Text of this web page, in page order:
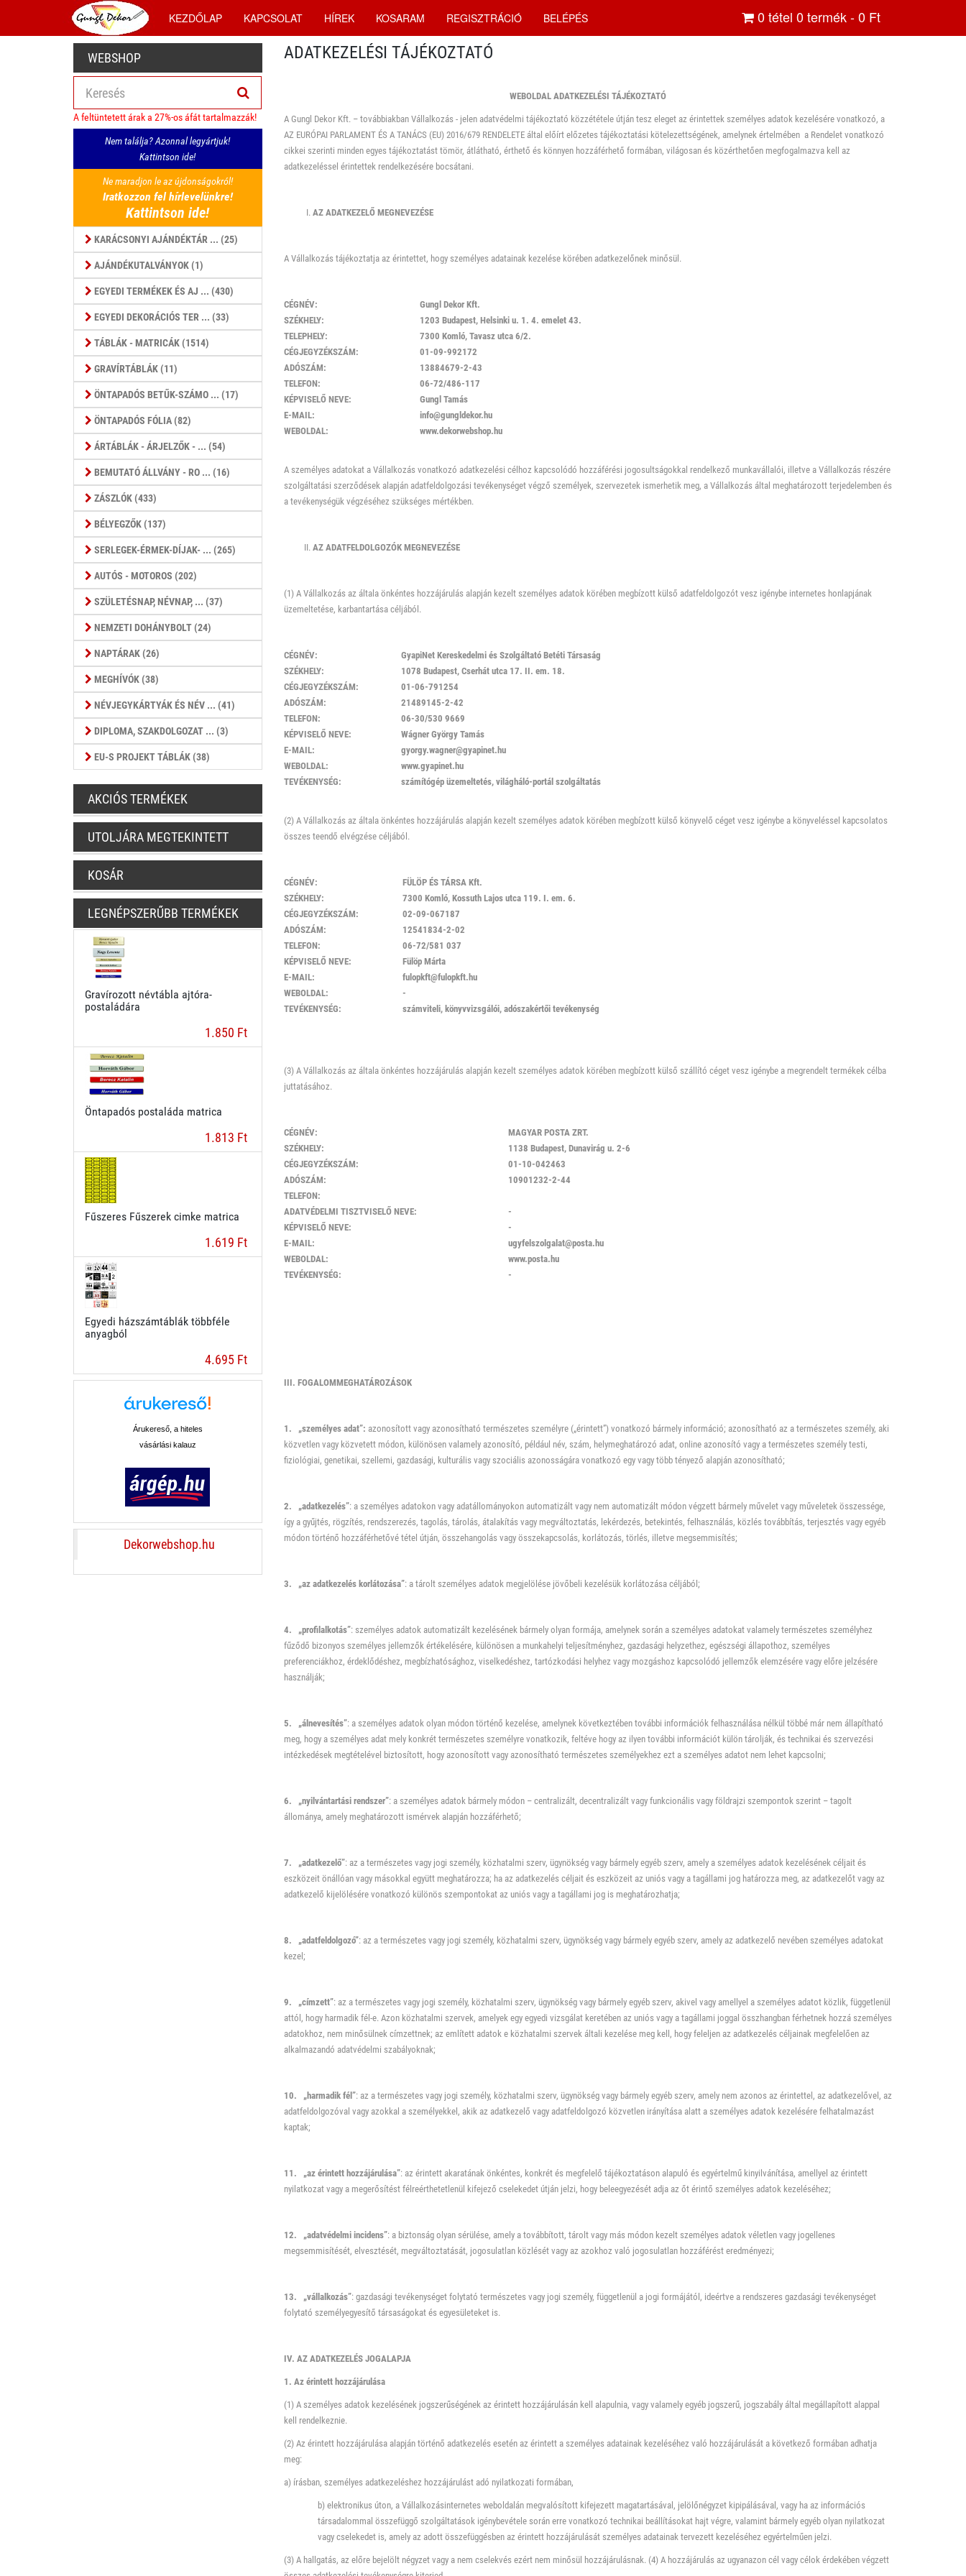
KEZDŐLAP KAPCSOLAT HÍREK KOSARAM REGISZTRÁCIÓ BELÉPÉS 0tétel 0termék -0 Ft
WEBSHOP
A feltüntetett árak a 27%-os áfát tartalmazzák!
Nem találja? Azonnal legyártjuk!
Kattintson ide!
Ne maradjon le az újdonságokról!
Iratkozzon fel hírlevelünkre!
Kattintson ide!
KARÁCSONYI AJÁNDÉKTÁR ... (25)
AJÁNDÉKUTALVÁNYOK (1)
EGYEDI TERMÉKEK ÉS AJ ... (430)
EGYEDI DEKORÁCIÓS TER ... (33)
TÁBLÁK - MATRICÁK (1514)
GRAVÍRTÁBLÁK (11)
ÖNTAPADÓS BETŰK-SZÁMO ... (17)
ÖNTAPADÓS FÓLIA (82)
ÁRTÁBLÁK - ÁRJELZŐK - ... (54)
BEMUTATÓ ÁLLVÁNY - RO ... (16)
ZÁSZLÓK (433)
BÉLYEGZŐK (137)
SERLEGEK-ÉRMEK-DÍJAK- ... (265)
AUTÓS - MOTOROS (202)
SZÜLETÉSNAP, NÉVNAP, ... (37)
NEMZETI DOHÁNYBOLT (24)
NAPTÁRAK (26)
MEGHÍVÓK (38)
NÉVJEGYKÁRTYÁK ÉS NÉV ... (41)
DIPLOMA, SZAKDOLGOZAT ... (3)
EU-S PROJEKT TÁBLÁK (38)
AKCIÓS TERMÉKEK
UTOLJÁRA MEGTEKINTETT
KOSÁR
LEGNÉPSZERŰBB TERMÉKEK
Gravírozott névtábla ajtóra-
postaládára
1.850 Ft
Öntapadós postaláda matrica
1.813 Ft
Fűszeres Fűszerek cimke matrica
1.619 Ft
Egyedi házszámtáblák többféle
anyagból
4.695 Ft
Árukereső, a hiteles
vásárlási kalauz
Dekorwebshop.hu
ADATKEZELÉSI TÁJÉKOZTATÓ
WEBOLDAL ADATKEZELÉSI TÁJÉKOZTATÓ
A Gungl Dekor Kft. – továbbiakban Vállalkozás - jelen adatvédelmi tájékoztató közzététele útján tesz eleget az érintettek személyes adatok kezelésére vonatkozó, a
AZ EURÓPAI PARLAMENT ÉS A TANÁCS (EU) 2016/679 RENDELETE által előírt előzetes tájékoztatási kötelezettségének, amelynek értelmében a Rendelet vonatkozó
cikkei szerinti minden egyes tájékoztatást tömör, átlátható, érthető és könnyen hozzáférhető formában, világosan és közérthetően megfogalmazva kell az
adatkezeléssel érintettek rendelkezésére bocsátani.
AZ ADATKEZELŐ MEGNEVEZÉSE
A Vállalkozás tájékoztatja az érintettet, hogy személyes adatainak kezelése körében adatkezelőnek minősül.
CÉGNÉV:
Gungl Dekor Kft.
SZÉKHELY:
1203 Budapest, Helsinki u. 1. 4. emelet 43.
TELEPHELY:
7300 Komló, Tavasz utca 6/2.
CÉGJEGYZÉKSZÁM:
01-09-992172
ADÓSZÁM:
13884679-2-43
TELEFON:
06-72/486-117
KÉPVISELŐ NEVE:
Gungl Tamás
E-MAIL:
info@gungldekor.hu
WEBOLDAL:
www.dekorwebshop.hu
A személyes adatokat a Vállalkozás vonatkozó adatkezelési célhoz kapcsolódó hozzáférési jogosultságokkal rendelkező munkavállalói, illetve a Vállalkozás részére
szolgáltatási szerződések alapján adatfeldolgozási tevékenységet végző személyek, szervezetek ismerhetik meg, a Vállalkozás által meghatározott terjedelemben és
a tevékenységük végzéséhez szükséges mértékben.
AZ ADATFELDOLGOZÓK MEGNEVEZÉSE
(1) A Vállalkozás az általa önkéntes hozzájárulás alapján kezelt személyes adatok körében megbízott külső adatfeldolgozót vesz igénybe internetes honlapjának
üzemeltetése, karbantartása céljából.
CÉGNÉV:
GyapiNet Kereskedelmi és Szolgáltató Betéti Társaság
SZÉKHELY:
1078 Budapest, Cserhát utca 17. II. em. 18.
CÉGJEGYZÉKSZÁM:
01-06-791254
ADÓSZÁM:
21489145-2-42
TELEFON:
06-30/530 9669
KÉPVISELŐ NEVE:
Wágner György Tamás
E-MAIL:
gyorgy.wagner@gyapinet.hu
WEBOLDAL:
www.gyapinet.hu
TEVÉKENYSÉG:
számítógép üzemeltetés, világháló-portál szolgáltatás
(2) A Vállalkozás az általa önkéntes hozzájárulás alapján kezelt személyes adatok körében megbízott külső könyvelő céget vesz igénybe a könyveléssel kapcsolatos
összes teendő elvégzése céljából.
CÉGNÉV:
FÜLÖP ÉS TÁRSA Kft.
SZÉKHELY:
7300 Komló, Kossuth Lajos utca 119. I. em. 6.
CÉGJEGYZÉKSZÁM:
02-09-067187
ADÓSZÁM:
12541834-2-02
TELEFON:
06-72/581 037
KÉPVISELŐ NEVE:
Fülöp Márta
E-MAIL:
fulopkft@fulopkft.hu
WEBOLDAL:
-
TEVÉKENYSÉG:
számviteli, könyvvizsgálói, adószakértői tevékenység
(3) A Vállalkozás az általa önkéntes hozzájárulás alapján kezelt személyes adatok körében megbízott külső szállító céget vesz igénybe a megrendelt termékek célba
juttatásához.
CÉGNÉV:
MAGYAR POSTA ZRT.
SZÉKHELY:
1138 Budapest, Dunavirág u. 2-6
CÉGJEGYZÉKSZÁM:
01-10-042463
ADÓSZÁM:
10901232-2-44
TELEFON:
ADATVÉDELMI TISZTVISELŐ NEVE:
-
KÉPVISELŐ NEVE:
-
E-MAIL:
ugyfelszolgalat@posta.hu
WEBOLDAL:
www.posta.hu
TEVÉKENYSÉG:
-
III. FOGALOMMEGHATÁROZÁSOK
1. „személyes adat”: azonosított vagy azonosítható természetes személyre („érintett”) vonatkozó bármely információ; azonosítható az a természetes személy, aki
közvetlen vagy közvetett módon, különösen valamely azonosító, például név, szám, helymeghatározó adat, online azonosító vagy a természetes személy testi,
fiziológiai, genetikai, szellemi, gazdasági, kulturális vagy szociális azonosságára vonatkozó egy vagy több tényező alapján azonosítható;
2. „adatkezelés”: a személyes adatokon vagy adatállományokon automatizált vagy nem automatizált módon végzett bármely művelet vagy műveletek összessége,
így a gyűjtés, rögzítés, rendszerezés, tagolás, tárolás, átalakítás vagy megváltoztatás, lekérdezés, betekintés, felhasználás, közlés továbbítás, terjesztés vagy egyéb
módon történő hozzáférhetővé tétel útján, összehangolás vagy összekapcsolás, korlátozás, törlés, illetve megsemmisítés;
3. „az adatkezelés korlátozása”: a tárolt személyes adatok megjelölése jövőbeli kezelésük korlátozása céljából;
4. „profilalkotás”: személyes adatok automatizált kezelésének bármely olyan formája, amelynek során a személyes adatokat valamely természetes személyhez
fűződő bizonyos személyes jellemzők értékelésére, különösen a munkahelyi teljesítményhez, gazdasági helyzethez, egészségi állapothoz, személyes
preferenciákhoz, érdeklődéshez, megbízhatósághoz, viselkedéshez, tartózkodási helyhez vagy mozgáshoz kapcsolódó jellemzők elemzésére vagy előre jelzésére
használják;
5. „álnevesítés”: a személyes adatok olyan módon történő kezelése, amelynek következtében további információk felhasználása nélkül többé már nem állapítható
meg, hogy a személyes adat mely konkrét természetes személyre vonatkozik, feltéve hogy az ilyen további információt külön tárolják, és technikai és szervezési
intézkedések megtételével biztosított, hogy azonosított vagy azonosítható természetes személyekhez ezt a személyes adatot nem lehet kapcsolni;
6. „nyilvántartási rendszer”: a személyes adatok bármely módon – centralizált, decentralizált vagy funkcionális vagy földrajzi szempontok szerint – tagolt
állománya, amely meghatározott ismérvek alapján hozzáférhető;
7. „adatkezelő”: az a természetes vagy jogi személy, közhatalmi szerv, ügynökség vagy bármely egyéb szerv, amely a személyes adatok kezelésének céljait és
eszközeit önállóan vagy másokkal együtt meghatározza; ha az adatkezelés céljait és eszközeit az uniós vagy a tagállami jog határozza meg, az adatkezelőt vagy az
adatkezelő kijelölésére vonatkozó különös szempontokat az uniós vagy a tagállami jog is meghatározhatja;
8. „adatfeldolgozó”: az a természetes vagy jogi személy, közhatalmi szerv, ügynökség vagy bármely egyéb szerv, amely az adatkezelő nevében személyes adatokat
kezel;
9. „címzett”: az a természetes vagy jogi személy, közhatalmi szerv, ügynökség vagy bármely egyéb szerv, akivel vagy amellyel a személyes adatot közlik, függetlenül
attól, hogy harmadik fél-e. Azon közhatalmi szervek, amelyek egy egyedi vizsgálat keretében az uniós vagy a tagállami joggal összhangban férhetnek hozzá személyes
adatokhoz, nem minősülnek címzettnek; az említett adatok e közhatalmi szervek általi kezelése meg kell, hogy feleljen az adatkezelés céljainak megfelelően az
alkalmazandó adatvédelmi szabályoknak;
10. „harmadik fél”: az a természetes vagy jogi személy, közhatalmi szerv, ügynökség vagy bármely egyéb szerv, amely nem azonos az érintettel, az adatkezelővel, az
adatfeldolgozóval vagy azokkal a személyekkel, akik az adatkezelő vagy adatfeldolgozó közvetlen irányítása alatt a személyes adatok kezelésére felhatalmazást
kaptak;
11. „az érintett hozzájárulása”: az érintett akaratának önkéntes, konkrét és megfelelő tájékoztatáson alapuló és egyértelmű kinyilvánítása, amellyel az érintett
nyilatkozat vagy a megerősítést félreérthetetlenül kifejező cselekedet útján jelzi, hogy beleegyezését adja az őt érintő személyes adatok kezeléséhez;
12. „adatvédelmi incidens”: a biztonság olyan sérülése, amely a továbbított, tárolt vagy más módon kezelt személyes adatok véletlen vagy jogellenes
megsemmisítését, elvesztését, megváltoztatását, jogosulatlan közlését vagy az azokhoz való jogosulatlan hozzáférést eredményezi;
13. „vállalkozás”: gazdasági tevékenységet folytató természetes vagy jogi személy, függetlenül a jogi formájától, ideértve a rendszeres gazdasági tevékenységet
folytató személyegyesítő társaságokat és egyesületeket is.
IV. AZ ADATKEZELÉS JOGALAPJA
1. Az érintett hozzájárulása
(1) A személyes adatok kezelésének jogszerűségének az érintett hozzájárulásán kell alapulnia, vagy valamely egyéb jogszerű, jogszabály által megállapított alappal
kell rendelkeznie.
(2) Az érintett hozzájárulása alapján történő adatkezelés esetén az érintett a személyes adatainak kezeléséhez való hozzájárulását a következő formában adhatja
meg:
a) írásban, személyes adatkezeléshez hozzájárulást adó nyilatkozati formában,
b) elektronikus úton, a Vállalkozásinternetes weboldalán megvalósított kifejezett magatartásával, jelölőnégyzet kipipálásával, vagy ha az információs
társadalommal összefüggő szolgáltatások igénybevétele során erre vonatkozó technikai beállításokat hajt végre, valamint bármely egyéb olyan nyilatkozat
vagy cselekedet is, amely az adott összefüggésben az érintett hozzájárulását személyes adatainak tervezett kezeléséhez egyértelműen jelzi.
(3) A hallgatás, az előre bejelölt négyzet vagy a nem cselekvés ezért nem minősül hozzájárulásnak. (4) A hozzájárulás az ugyanazon cél vagy célok érdekében végzett